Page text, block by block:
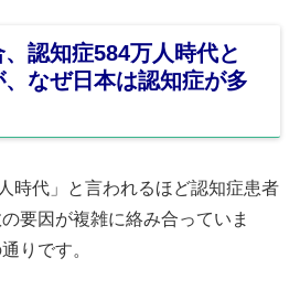
認知症584万人時代と
なぜ日本は認知症が多
時代」と言われるほど認知症患者
要因が複雑に絡み合っていま
りです。